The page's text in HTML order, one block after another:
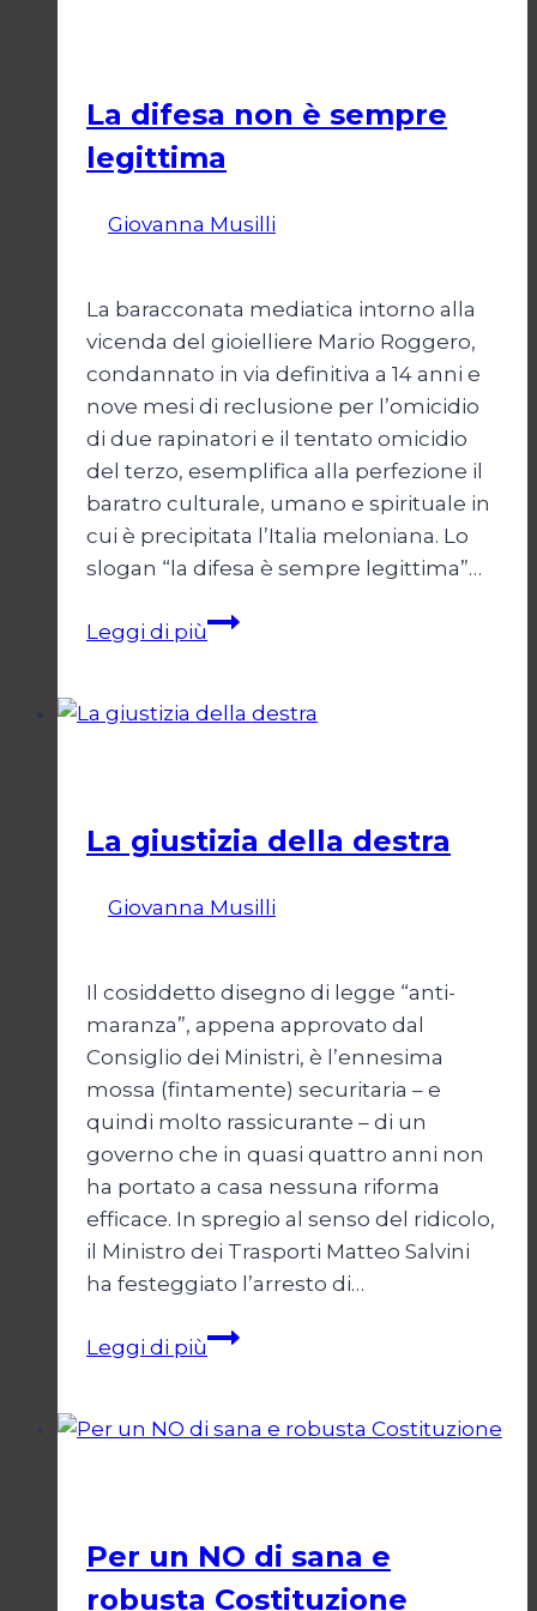
La difesa non è sempre
legittima
Giovanna Musilli
La baracconata mediatica intorno alla
vicenda del gioielliere Mario Roggero,
condannato in via definitiva a 14 anni e
nove mesi di reclusione per l’omicidio
di due rapinatori e il tentato omicidio
del terzo, esemplifica alla perfezione il
baratro culturale, umano e spirituale in
cui è precipitata l’Italia meloniana. Lo
slogan “la difesa è sempre legittima”…
Leggi di piùLa
è
La giustizia della destra
Giovanna Musilli
Il cosiddetto disegno di legge “anti-
maranza”, appena approvato dal
Consiglio dei Ministri, è l’ennesima
mossa (fintamente) securitaria – e
quindi molto rassicurante – di un
governo che in quasi quattro anni non
ha portato a casa nessuna riforma
efficace. In spregio al senso del ridicolo,
il Ministro dei Trasporti Matteo Salvini
ha festeggiato l’arresto di…
Leggi di piùLa
destra
Per un NO di sana e
robusta Costituzione